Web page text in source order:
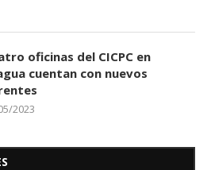
oficinas del CICPC en
cuentan con nuevos
2023